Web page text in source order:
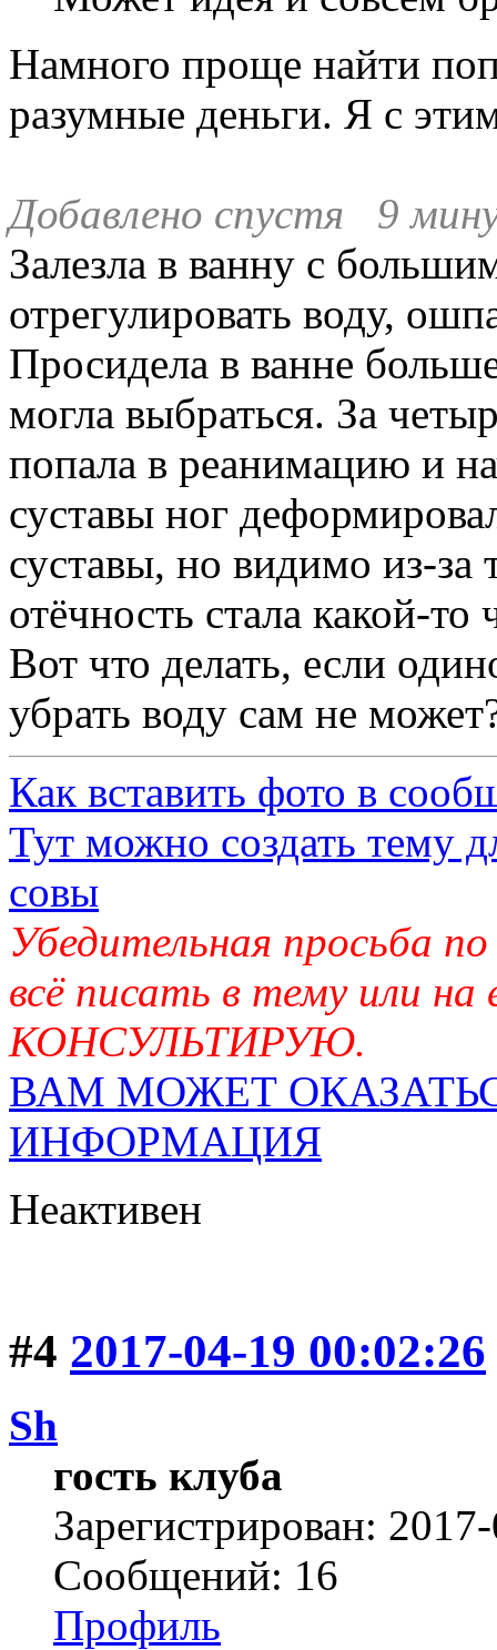
Намного проще найти
разумные деньги. Я с
Добавлено спустя 9
Залезла в ванну с
отрегулировать воду,
Просидела в ванне
могла выбраться. За
попала в реанимацию и
суставы ног
суставы, но видимо из-за
отёчность стала какой-
Вот что делать, если
убрать воду сам не
Как вставить фото в
Тут можно создать тему
совы
Убедительная просьба
всё писать в тему или
КОНСУЛЬТИРУЮ.
ВАМ МОЖЕТ
ИНФОРМАЦИЯ
Неактивен
#4 2017-04-19 00:02:26
Sh
гость клуба
Зарегистрирован:
Сообщений: 16
Профиль